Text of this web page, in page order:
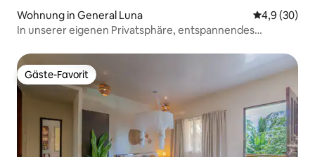
Wohnung in General Luna
4,9 (30)
In unserer eigenen Privatsphäre, entspannendes
Gäste-Favorit
Gäste-Favorit